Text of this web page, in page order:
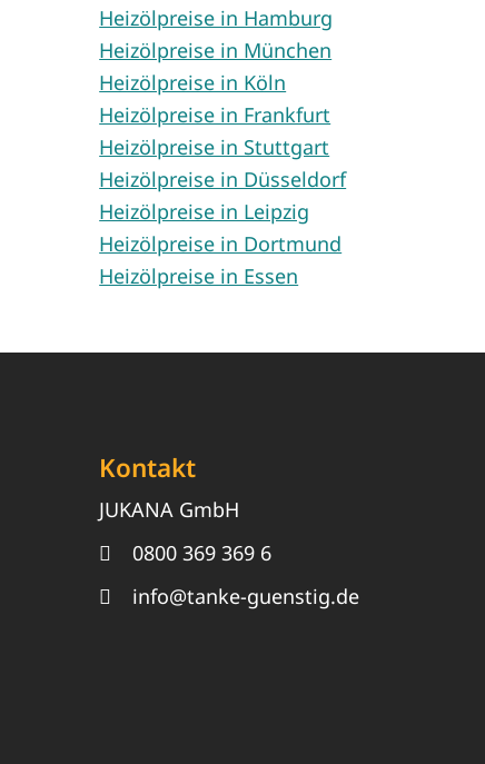
Heizölpreise in Hamburg
Heizölpreise in München
Heizölpreise in Köln
Heizölpreise in Frankfurt
Heizölpreise in Stuttgart
Heizölpreise in Düsseldorf
Heizölpreise in Leipzig
Heizölpreise in Dortmund
Heizölpreise in Essen
Kontakt
JUKANA GmbH
0800 369 369 6
info@tanke-guenstig.de